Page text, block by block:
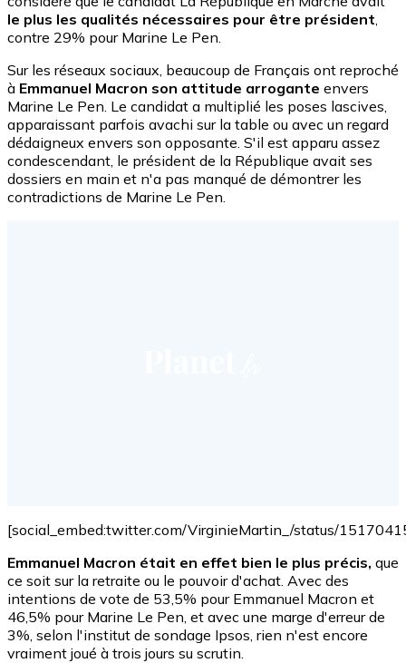
le plus les qualités nécessaires pour être président
contre 29% pour Marine Le Pen.
Sur les réseaux sociaux, beaucoup de Français ont reproché
à Emmanuel Macron son attitude arrogante envers
Marine Le Pen. Le candidat a multiplié les poses lascives,
apparaissant parfois avachi sur la table ou avec un regard
dédaigneux envers son opposante. S'il est apparu assez
condescendant, le président de la République avait ses
dossiers en main et n'a pas manqué de démontrer les
contradictions de Marine Le Pen.
[social_embed:twitter.com/VirginieMartin_/status/
Emmanuel Macron était en effet bien le plus précis, que
ce soit sur la retraite ou le pouvoir d'achat. Avec des
intentions de vote de 53,5% pour Emmanuel Macron et
46,5% pour Marine Le Pen, et avec une marge d'erreur de
3%, selon l'institut de sondage Ipsos, rien n'est encore
vraiment joué à trois jours su scrutin.